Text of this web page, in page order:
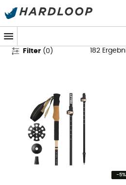
Wanderstöcke
Filter (0 ) 182
-